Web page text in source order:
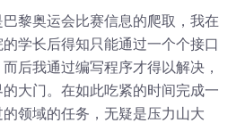
黎奥运会比赛信息的爬取，我在
学长后得知只能通过一个个接口
后我通过编写程序才得以解决，
大门。在如此吃紧的时间完成一
领域的任务，无疑是压力山大